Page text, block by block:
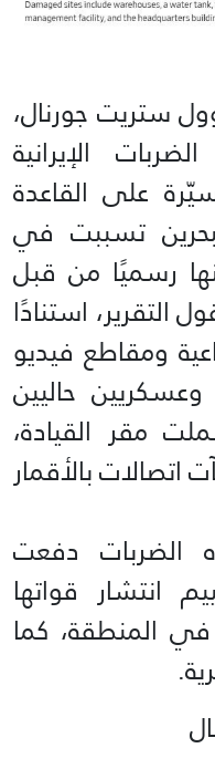
ستريت جورنال،
الإيرانية
على القاعدة
تسببت في
رسميًا من قبل
التقرير، استنادًا
ومقاطع فيديو
حاليين
مقر القيادة،
اتصالات بالأقمار
الضربات دفعت
انتشار قواتها
في المنطقة، كما